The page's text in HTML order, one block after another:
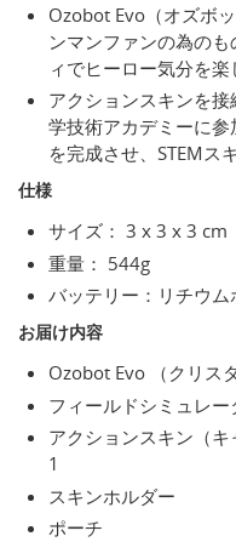
Ozobot Evo（オズボ
ンマンファンの為の
ィでヒーロー気分を楽
アクションスキンを
学技術アカデミーに
を完成させ、STEMス
仕様
サイズ： 3 x 3 x 3 cm
重量： 544g
バッテリー：リチウム
お届け内容
Ozobot Evo （クリス
フィールドシミュレー
アクションスキン（
1
スキンホルダー
ポーチ